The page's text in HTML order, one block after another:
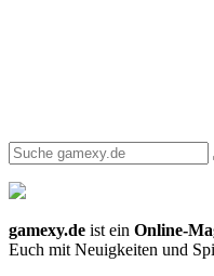
gamexy.de ist ein Online-
Euch mit Neuigkeiten und